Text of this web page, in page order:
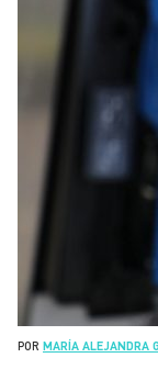
POR MARÍA ALEJANDRA